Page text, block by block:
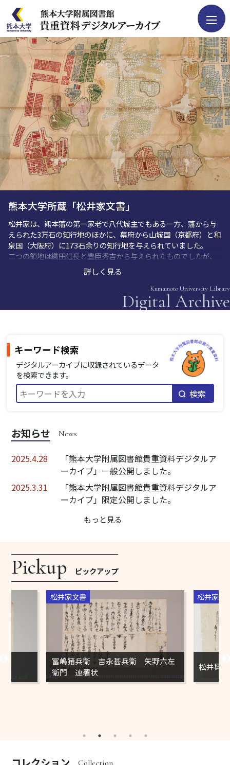
熊本大学所蔵「松井家文書」
松井家は、熊本藩の第一家老で八代城主でもある一方、藩から与
えられた3万石の知行地のほかに、幕府から山城国（京都府）と和
泉国（大阪府）に173石余りの知行地を与えられていました。
二つの領地は織田信長と豊臣秀吉から与えられたものでしたが、
徳川幕府からも認められていました。このため直臣として、将軍
詳しく見る
Kumamoto University Library
Digital Archive
キーワード検索
デジタルアーカイブに収録されているデータ
を検索できます。
検索
お知らせ
2025.4.28
「熊本大学附属図書館貴重資料デジタルア
ーカイブ」一般公開しました。
2025.3.31
「熊本大学附属図書館貴重資料デジタルア
ーカイブ」限定公開しました。
もっと見る
ピックアップ
松井家文書
冨嶋猪兵衛 吉永甚兵衛 矢野六左
衛門 連署状
松井家文
松井興
貴重資料を検索
コレクション
画像データ等の
利用について
デジタルアーカイブ
について
ご支援について